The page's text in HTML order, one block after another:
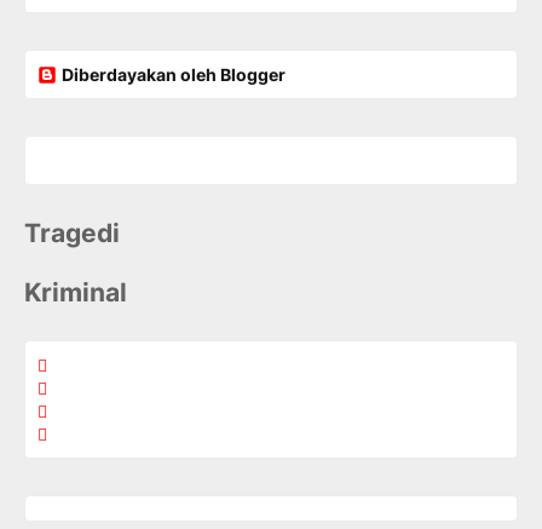
Diberdayakan oleh Blogger
Tragedi
Kriminal